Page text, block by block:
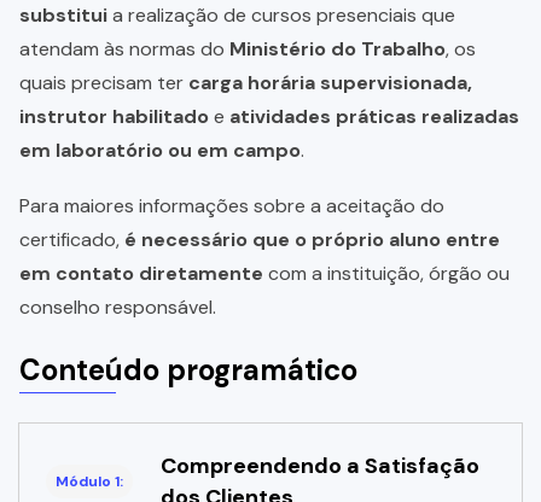
substituia realização de cursos presenciais que
atendam às normas do Ministério do Trabalho, os
quais precisam ter carga horária supervisionada,
instrutor habilitadoe atividades práticas realizadas
em laboratório ou em campo.
Para maiores informações sobre a aceitação do
certificado, é necessário que o próprio aluno entre
em contato diretamente com a instituição, órgão ou
conselho responsável.
Conteúdo programático
Módulo 1:
Compreendendo a Satisfação